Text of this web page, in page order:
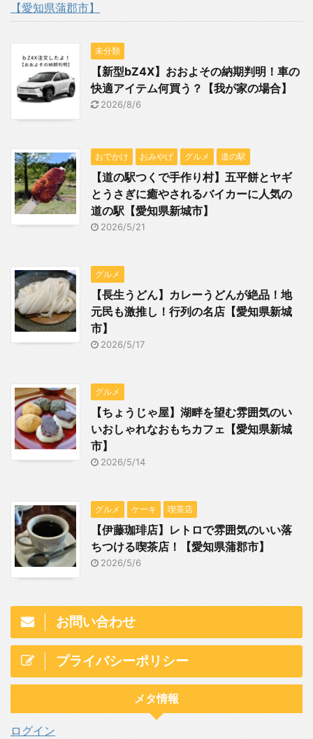
【愛知県蒲郡市】
未分類
【新型bZ4X】おおよその納期判明！車の
快適アイテム何買う？【我が家の場合】
2026/8/6
おでかけ おみやげ グルメ 道の駅
【道の駅つくで手作り村】五平餅とヤギ
とうさぎに癒やされるバイカーに人気の
道の駅【愛知県新城市】
2026/5/21
グルメ
【長生うどん】カレーうどんが絶品！地
元民も激推し！行列の名店【愛知県新城
市】
2026/5/17
グルメ
【ちょうじゃ屋】湖畔を望む雰囲気のい
いおしゃれなおもちカフェ【愛知県新城
市】
2026/5/14
グルメ ケーキ 喫茶店
【伊藤珈琲店】レトロで雰囲気のいい落
ちつける喫茶店！【愛知県蒲郡市】
2026/5/6
お問い合わせ
プライバシーポリシー
メタ情報
ログイン